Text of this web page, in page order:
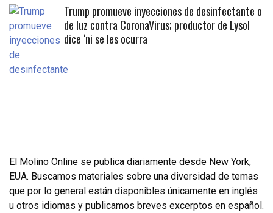
Trump promueve inyecciones de desinfectante o
de luz contra CoronaVirus; productor de Lysol
dice ‘ni se les ocurra
El Molino Online se publica diariamente desde New York,
EUA. Buscamos materiales sobre una diversidad de temas
que por lo general están disponibles únicamente en inglés
u otros idiomas y publicamos breves excerptos en español.